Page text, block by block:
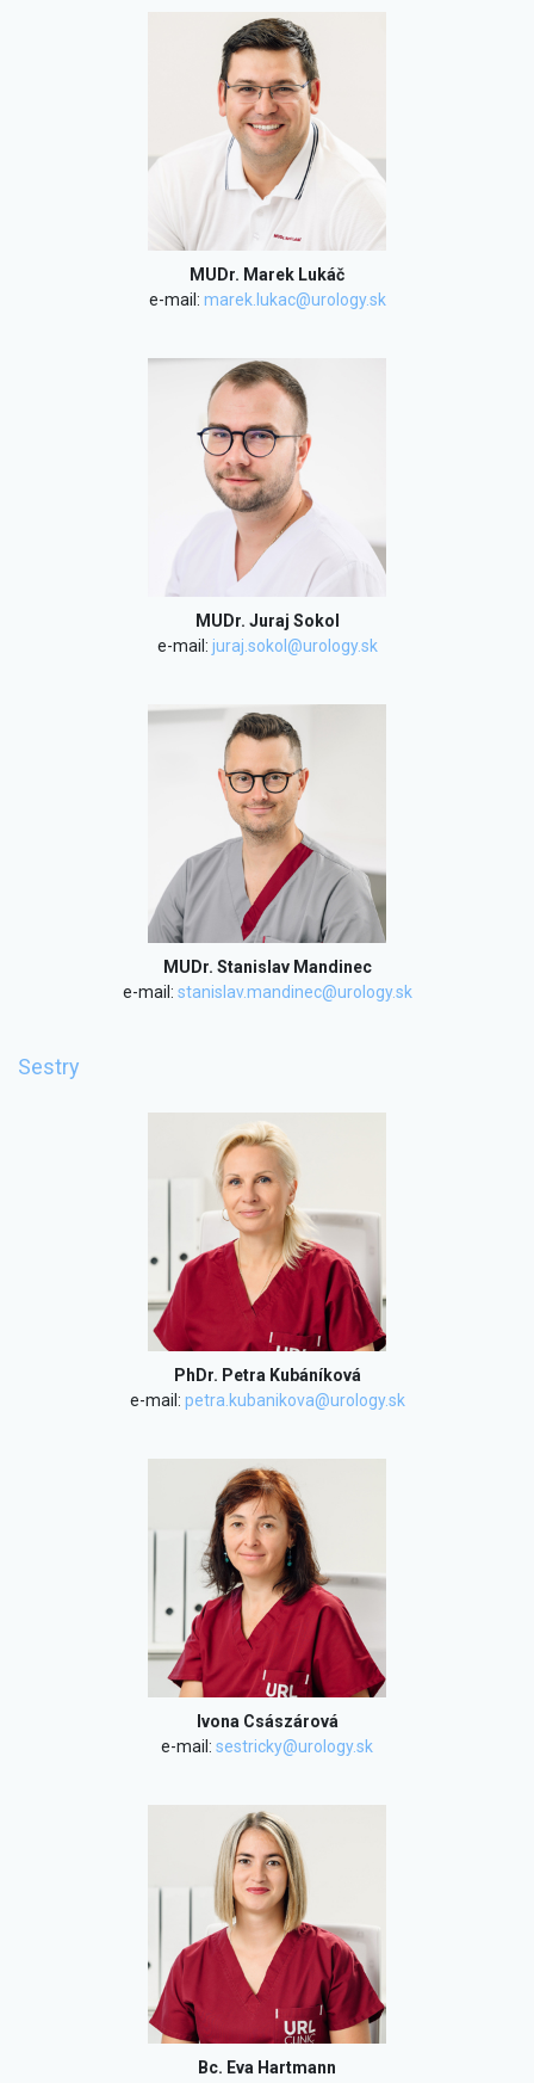
MUDr. Marek Lukáč
e-mail: marek.lukac@urology.sk
MUDr. Juraj Sokol
e-mail: juraj.sokol@urology.sk
MUDr. Stanislav Mandinec
e-mail: stanislav.mandinec@urology.sk
Sestry
PhDr. Petra Kubáníková
e-mail: petra.kubanikova@urology.sk
Ivona Császárová
e-mail: sestricky@urology.sk
Bc. Eva Hartmann